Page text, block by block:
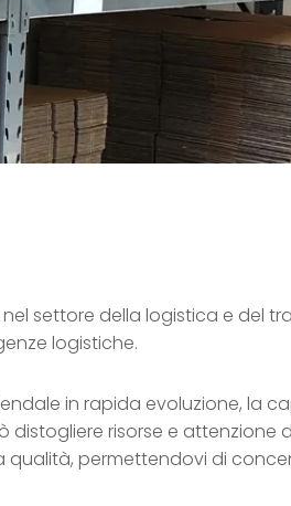
nel settore della logistica e
logistiche.
in rapida evoluzione, la
risorse e attenzione
permettendovi di